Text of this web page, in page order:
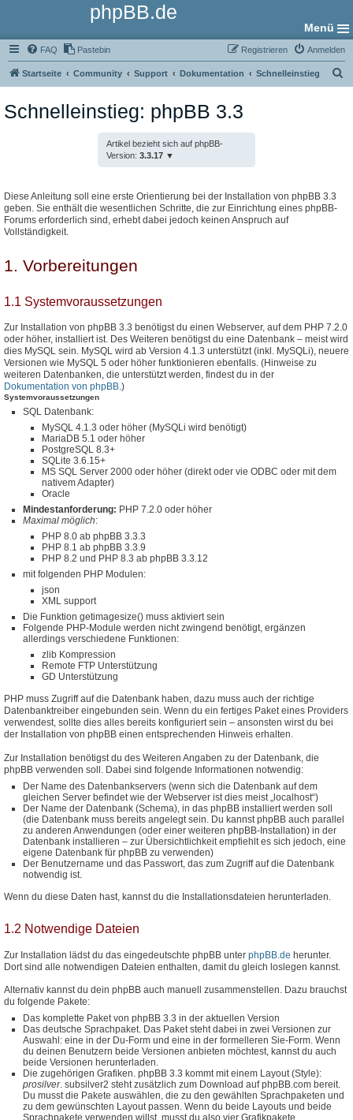
phpBB.de
Menü
FAQ Pastebin Anmelden
Registrieren
Startseite Community Support Dokumentation Schnelleinstieg
Schnelleinstieg: phpBB 3.3
Artikel bezieht sich auf phpBB-
Version: 3.3.17
Diese Anleitung soll eine erste Orientierung bei der Installation von phpBB 3.3
geben. Sie enthält die wesentlichen Schritte, die zur Einrichtung eines phpBB-
Forums erforderlich sind, erhebt dabei jedoch keinen Anspruch auf
Vollständigkeit.
1. Vorbereitungen
1.1 Systemvoraussetzungen
Zur Installation von phpBB 3.3 benötigst du einen Webserver, auf dem PHP 7.2.0
oder höher, installiert ist. Des Weiteren benötigst du eine Datenbank – meist wird
dies MySQL sein. MySQL wird ab Version 4.1.3 unterstützt (inkl. MySQLi), neuere
Versionen wie MySQL 5 oder höher funktionieren ebenfalls. (Hinweise zu
weiteren Datenbanken, die unterstützt werden, findest du in der
Dokumentation von phpBB.)
Systemvoraussetzungen
SQL Datenbank:
MySQL 4.1.3 oder höher (MySQLi wird benötigt)
MariaDB 5.1 oder höher
PostgreSQL 8.3+
SQLite 3.6.15+
MS SQL Server 2000 oder höher (direkt oder vie ODBC oder mit dem
nativem Adapter)
Oracle
Mindestanforderung: PHP 7.2.0 oder höher
Maximal möglich:
PHP 8.0 ab phpBB 3.3.3
PHP 8.1 ab phpBB 3.3.9
PHP 8.2 und PHP 8.3 ab phpBB 3.3.12
mit folgenden PHP Modulen:
json
XML support
Die Funktion getimagesize() muss aktiviert sein
Folgende PHP-Module werden nicht zwingend benötigt, ergänzen
allerdings verschiedene Funktionen:
zlib Kompression
Remote FTP Unterstützung
GD Unterstützung
PHP muss Zugriff auf die Datenbank haben, dazu muss auch der richtige
Datenbanktreiber eingebunden sein. Wenn du ein fertiges Paket eines Providers
verwendest, sollte dies alles bereits konfiguriert sein – ansonsten wirst du bei
der Installation von phpBB einen entsprechenden Hinweis erhalten.
Zur Installation benötigst du des Weiteren Angaben zu der Datenbank, die
phpBB verwenden soll. Dabei sind folgende Informationen notwendig:
Der Name des Datenbankservers (wenn sich die Datenbank auf dem
gleichen Server befindet wie der Webserver ist dies meist „localhost“)
Der Name der Datenbank (Schema), in das phpBB installiert werden soll
(die Datenbank muss bereits angelegt sein. Du kannst phpBB auch parallel
zu anderen Anwendungen (oder einer weiteren phpBB-Installation) in der
Datenbank installieren – zur Übersichtlichkeit empfiehlt es sich jedoch, eine
eigene Datenbank für phpBB zu verwenden)
Der Benutzername und das Passwort, das zum Zugriff auf die Datenbank
notwendig ist.
Wenn du diese Daten hast, kannst du die Installationsdateien herunterladen.
1.2 Notwendige Dateien
Zur Installation lädst du das eingedeutschte phpBB unter phpBB.de herunter.
Dort sind alle notwendigen Dateien enthalten, damit du gleich loslegen kannst.
Alternativ kannst du dein phpBB auch manuell zusammenstellen. Dazu brauchst
du folgende Pakete:
Das komplette Paket von phpBB 3.3 in der aktuellen Version
Das deutsche Sprachpaket. Das Paket steht dabei in zwei Versionen zur
Auswahl: eine in der Du-Form und eine in der formelleren Sie-Form. Wenn
du deinen Benutzern beide Versionen anbieten möchtest, kannst du auch
beide Versionen herunterladen.
Die zugehörigen Grafiken. phpBB 3.3 kommt mit einem Layout (Style):
prosilver. subsilver2 steht zusätzlich zum Download auf phpBB.com bereit.
Du musst die Pakete auswählen, die zu den gewählten Sprachpaketen und
zu dem gewünschten Layout passen. Wenn du beide Layouts und beide
Sprachpakete verwenden willst, musst du also vier Grafikpakete